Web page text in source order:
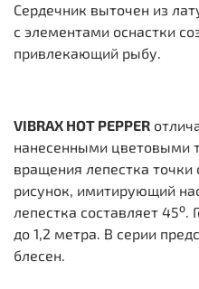
Сердечник выточен из
с элементами оснастки
привлекающий рыбу.
VIBRAX HOT PEPPER
нанесенными цветовыми
вращения лепестка
рисунок, имитирующий
лепестка составляет 45⁰.
до 1,2 метра. В серии
блесен.